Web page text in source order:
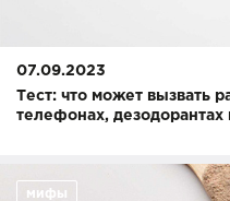
07.09.2023
Тест: что может вызвать
телефонах,
мифы